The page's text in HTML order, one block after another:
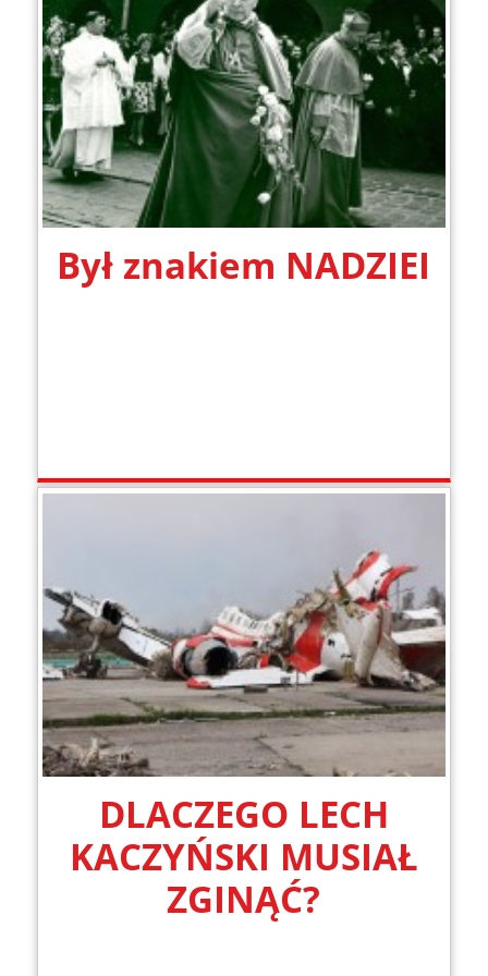
Był znakiem NADZIEI
DLACZEGO LECH
KACZYŃSKI MUSIAŁ
ZGINĄĆ?